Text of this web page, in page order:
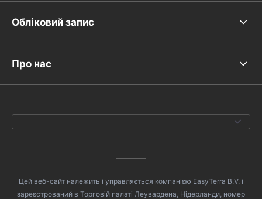
Обліковий запис
Про нас
Цей веб-сайт належить і управляється компанією EasyTerra B.V. і
зареєстрований в Торговій палаті Леувардена, Нідерланди, номер